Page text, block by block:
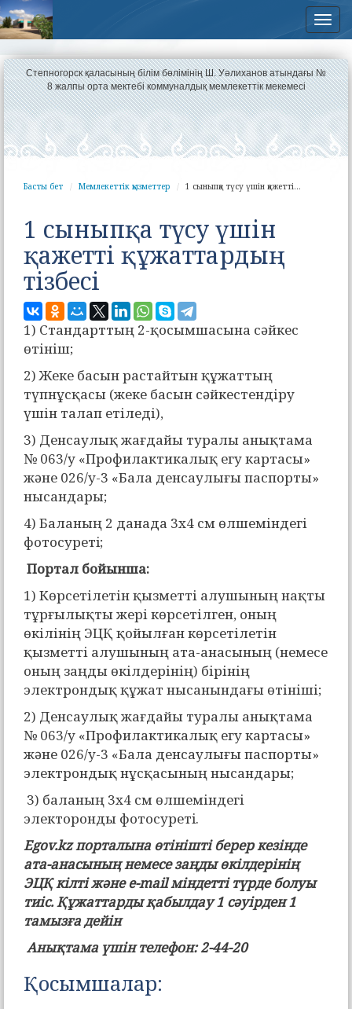
Степногорск қаласының білім бөлімінің Ш. Уәлиханов атындағы №
8 жалпы орта мектебі коммуналдық мемлекеттік мекемесі
Басты бет Мемлекеттік қызметтер 1 сыныпқа түсу үшін қажетті...
1 сыныпқа түсу үшін
қажетті құжаттардың
тізбесі
1) Стандарттың 2-қосымшасына сәйкес
өтініш;
2) Жеке басын растайтын құжаттың
түпнұсқасы (жеке басын сәйкестендіру
үшін талап етіледі),
3) Денсаулық жағдайы туралы анықтама
№ 063/у «Профилактикалық егу картасы»
және 026/у-3 «Бала денсаулығы паспорты»
нысандары;
4) Баланың 2 данада 3х4 см өлшеміндегі
фотосуретi;
Портал бойынша:
1) Көрсетілетін қызметті алушының нақты
тұрғылықты жері көрсетілген, оның
өкілінің ЭЦҚ қойылған көрсетілетін
қызметті алушының ата-анасының (немесе
оның заңды өкілдерінің) бірінің
электрондық құжат нысанындағы өтініші;
2) Денсаулық жағдайы туралы анықтама
№ 063/у «Профилактикалық егу картасы»
және 026/у-3 «Бала денсаулығы паспорты»
электрондық нұсқасының нысандары;
3) баланың 3х4 см өлшеміндегі
электоронды фотосуретi.
Еgov.kz порталына өтінішті берер кезінде
ата-анасының немесе заңды өкілдерінің
ЭЦҚ кілті және e-mail міндетті түрде болуы
тиіс. Құжаттарды қабылдау 1 сәуірден 1
тамызға дейін
Анықтама үшін телефон: 2-44-20
Қосымшалар: